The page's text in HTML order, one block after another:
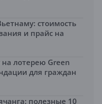
стоимость
и прайс на
на лотерею Green
для граждан
полезные 10